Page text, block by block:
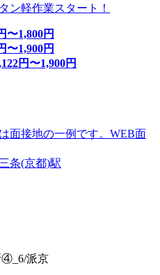
ン軽作業スタート！
〜1,800円
〜1,900円
円〜1,900円
面接地の一例です。WEB面
条(京都)駅
④_6/派京